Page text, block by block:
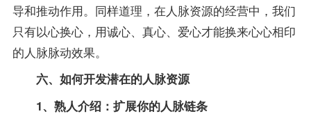
导和推动作用。同样道理，在人脉资源的经营中，我们
只有以心换心，用诚心、真心、爱心才能换来心心相印
的人脉脉动效果。
六、如何开发潜在的人脉资源
1、熟人介绍：扩展你的人脉链条